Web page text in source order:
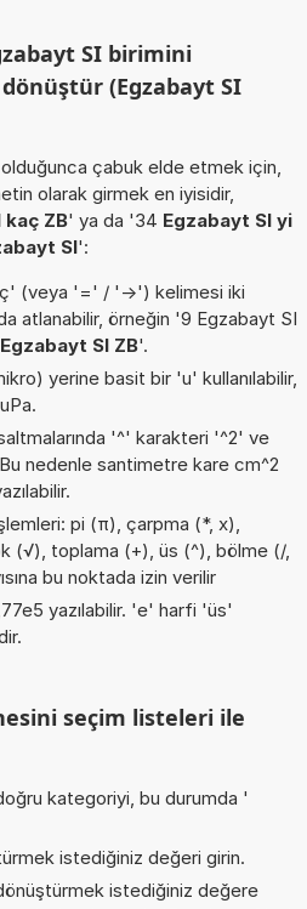
SI birimini
(Egzabayt SI
çabuk elde etmek için,
olarak girmek en iyisidir,
kaç ZB' ya da '34 Egzabayt SI yi
SI':
(veya '=' / '->') kelimesi iki
atlanabilir, örneğin '9 Egzabayt SI
Egzabayt SI ZB'.
yerine basit bir 'u' kullanılabilir,
'^' karakteri '^2' ve
nedenle santimetre kare cm^2
pi (π), çarpma (*, x),
(√), toplama (+), üs (^), bölme (/,
bu noktada izin verilir
yazılabilir. 'e' harfi 'üs'
seçim listeleri ile
kategoriyi, bu durumda '
istediğiniz değeri girin.
istediğiniz değere